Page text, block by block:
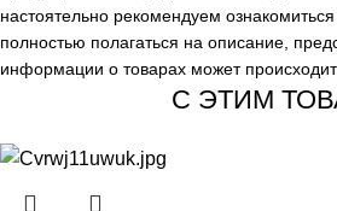
настоятельно рекомендуем
полностью полагаться на описание,
информации о товарах может
С ЭТИМ